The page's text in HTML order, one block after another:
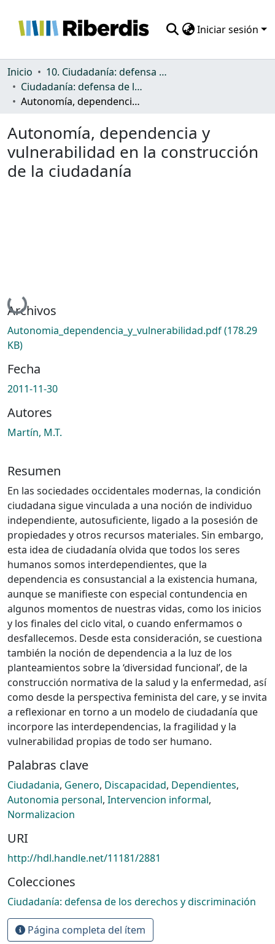
Iniciar sesión
Comunidades
Todo DSpace
Inicio
10. Ciudadanía: defensa de los derechos y discriminación
Ciudadanía: defensa de los derechos y discriminación
Autonomía, dependencia y vulnerabilidad en la construcción de la ciudadanía
Autonomía, dependencia y
vulnerabilidad en la construcción
de la ciudadanía
Cargando...
Archivos
Autonomia_dependencia_y_vulnerabilidad.pdf(178.29
KB)
Fecha
2011-11-30
Autores
Martín, M.T.
Resumen
En las sociedades occidentales modernas, la condición
ciudadana sigue vinculada a una noción de individuo
independiente, autosuficiente, ligado a la posesión de
propiedades y otros recursos materiales. Sin embargo,
esta idea de ciudadanía olvida que todos los seres
humanos somos interdependientes, que la
dependencia es consustancial a la existencia humana,
aunque se manifieste con especial contundencia en
algunos momentos de nuestras vidas, como los inicios
y los finales del ciclo vital, o cuando enfermamos o
desfallecemos. Desde esta consideración, se cuestiona
también la noción de dependencia a la luz de los
planteamientos sobre la ‘diversidad funcional’, de la
construcción normativa de la salud y la enfermedad, así
como desde la perspectiva feminista del care, y se invita
a reflexionar en torno a un modelo de ciudadanía que
incorpore las interdependencias, la fragilidad y la
vulnerabilidad propias de todo ser humano.
Palabras clave
Ciudadania, Genero, Discapacidad, Dependientes,
Autonomia personal, Intervencion informal,
Normalizacion
URI
http://hdl.handle.net/11181/2881
Colecciones
Ciudadanía: defensa de los derechos y discriminación
Página completa del ítem